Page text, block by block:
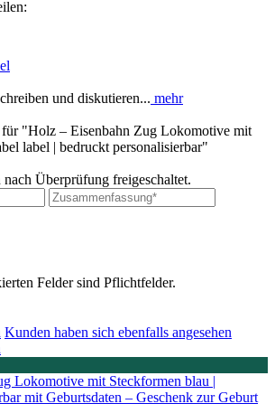
und diskutieren... mehr
"Holz – Eisenbahn Zug Lokomotive mit
label | bedruckt personalisierbar"
Überprüfung freigeschaltet.
Felder sind Pflichtfelder.
Kunden haben sich ebenfalls angesehen